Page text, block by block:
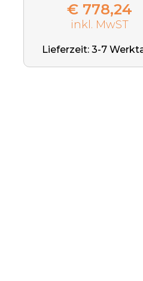
€ 778,24
inkl. MwST
Lieferzeit: 3-7